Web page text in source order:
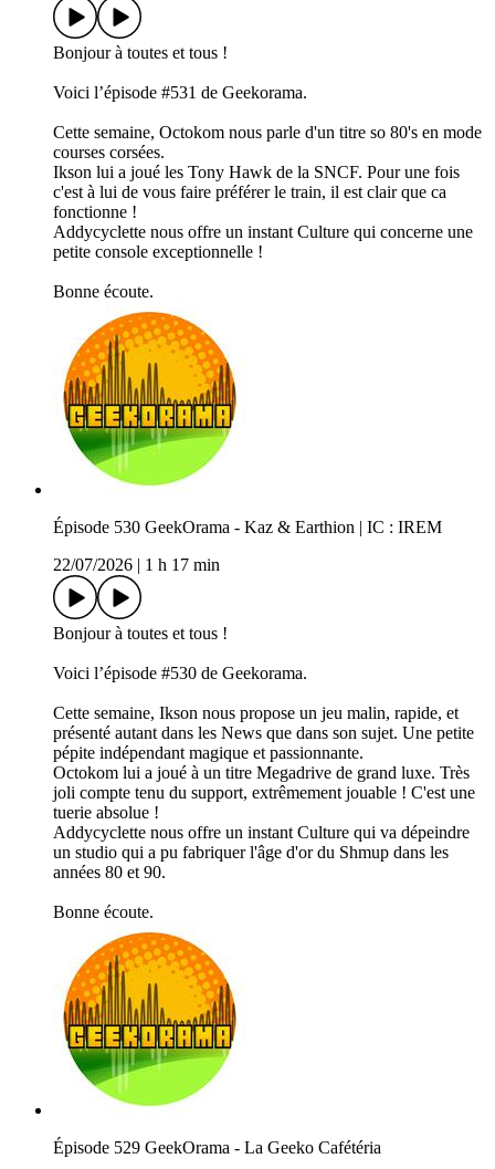
Bonjour à toutes et tous !
Voici l’épisode #531 de Geekorama.
Cette semaine, Octokom nous parle d'un titre so 80's en mode
courses corsées.
Ikson lui a joué les Tony Hawk de la SNCF. Pour une fois
c'est à lui de vous faire préférer le train, il est clair que ca
fonctionne !
Addycyclette nous offre un instant Culture qui concerne une
petite console exceptionnelle !
Bonne écoute.
Épisode 530 GeekOrama - Kaz & Earthion | IC : IREM
22/07/2026
1 h 17 min
Bonjour à toutes et tous !
Voici l’épisode #530 de Geekorama.
Cette semaine, Ikson nous propose un jeu malin, rapide, et
présenté autant dans les News que dans son sujet. Une petite
pépite indépendant magique et passionnante.
Octokom lui a joué à un titre Megadrive de grand luxe. Très
joli compte tenu du support, extrêmement jouable ! C'est une
tuerie absolue !
Addycyclette nous offre un instant Culture qui va dépeindre
un studio qui a pu fabriquer l'âge d'or du Shmup dans les
années 80 et 90.
Bonne écoute.
Épisode 529 GeekOrama - La Geeko Cafétéria